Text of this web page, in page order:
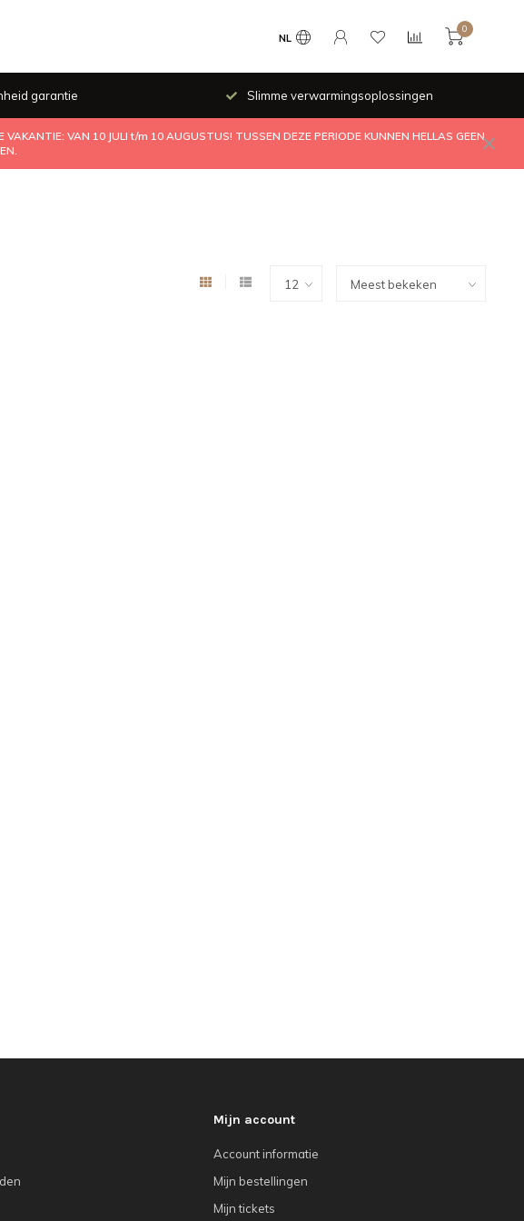
NL
0
garantie Slimme verwarmingsoplossingen
VAN 10 JULI t/m 10 AUGUSTUS! TUSSEN DEZE PERIODE KUNNEN HELLAS GEEN
Mijn account
Account informatie
Mijn bestellingen
Mijn tickets